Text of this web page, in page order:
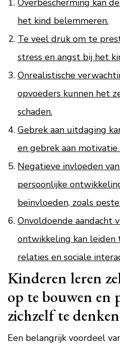
Overbescherming kan
het kind belemmeren.
Te veel druk om te
stress en angst bij het
Onrealistische
opvoeders kunnen het
schaden.
Gebrek aan uitdaging
en gebrek aan
Negatieve invloeden
persoonlijke
beïnvloeden, zoals
Onvoldoende aandacht
ontwikkeling kan
relaties en sociale
Kinderen leren
op te bouwen en
zichzelf te
Een belangrijk voordeel